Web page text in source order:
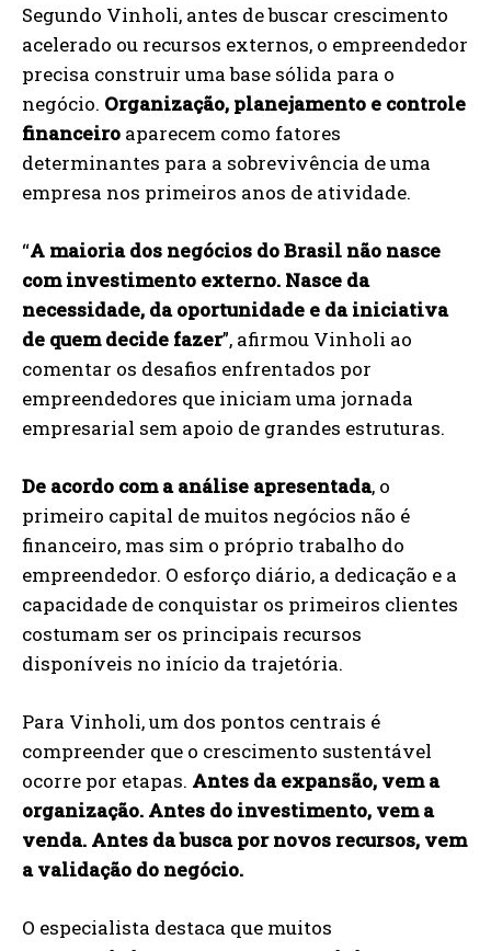
Segundo Vinholi, antes de buscar crescimento
acelerado ou recursos externos, o empreendedor
precisa construir uma base sólida para o
negócio. Organização, planejamento e controle
financeiro aparecem como fatores
determinantes para a sobrevivência de uma
empresa nos primeiros anos de atividade.
“A maioria dos negócios do Brasil não nasce
com investimento externo. Nasce da
necessidade, da oportunidade e da iniciativa
de quem decide fazer”, afirmou Vinholi ao
comentar os desafios enfrentados por
empreendedores que iniciam uma jornada
empresarial sem apoio de grandes estruturas.
De acordo com a análise apresentada, o
primeiro capital de muitos negócios não é
financeiro, mas sim o próprio trabalho do
empreendedor. O esforço diário, a dedicação e a
capacidade de conquistar os primeiros clientes
costumam ser os principais recursos
disponíveis no início da trajetória.
Para Vinholi, um dos pontos centrais é
compreender que o crescimento sustentável
ocorre por etapas. Antes da expansão, vem a
organização. Antes do investimento, vem a
venda. Antes da busca por novos recursos, vem
a validação do negócio.
O especialista destaca que muitos